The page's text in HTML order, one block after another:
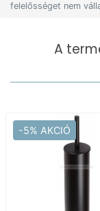
felelősséget nem
A
-5% AKCIÓ